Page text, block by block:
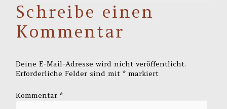
Schreibe einen
Kommentar
Deine E-Mail-Adresse wird nicht veröffentlicht.
Erforderliche Felder sind mit* markiert
Kommentar*